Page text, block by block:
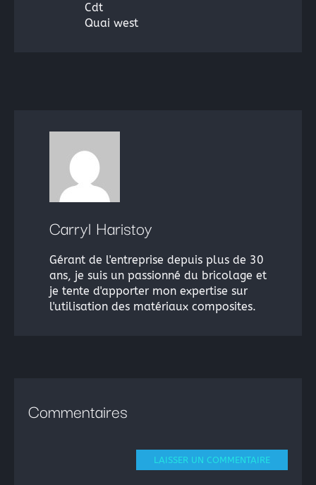
Cdt
Quai west
Carryl Haristoy
Gérant de l'entreprise depuis plus de 30
ans, je suis un passionné du bricolage et
je tente d'apporter mon expertise sur
l'utilisation des matériaux composites.
Commentaires
LAISSER UN COMMENTAIRE